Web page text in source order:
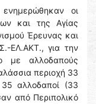
οι
και της Αγίας
Έρευνας και
ΕΛ.ΑΚΤ., για την
με αλλοδαπούς
περιοχή 33
αλλοδαποί (33
από Περιπολικό